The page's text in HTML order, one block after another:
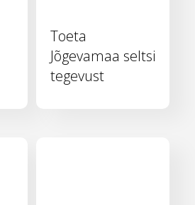
Toeta
Jõgevamaa seltsi
tegevust